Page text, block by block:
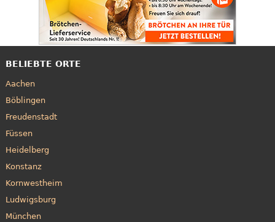
BELIEBTE ORTE
Aachen
Böblingen
Freudenstadt
Füssen
Heidelberg
Konstanz
Kornwestheim
Ludwigsburg
München